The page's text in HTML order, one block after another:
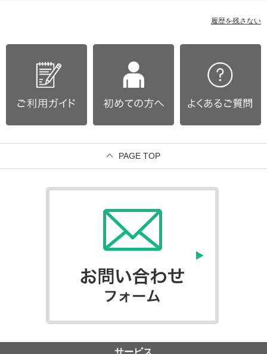
履歴を残さない
PAGE TOP
サービス